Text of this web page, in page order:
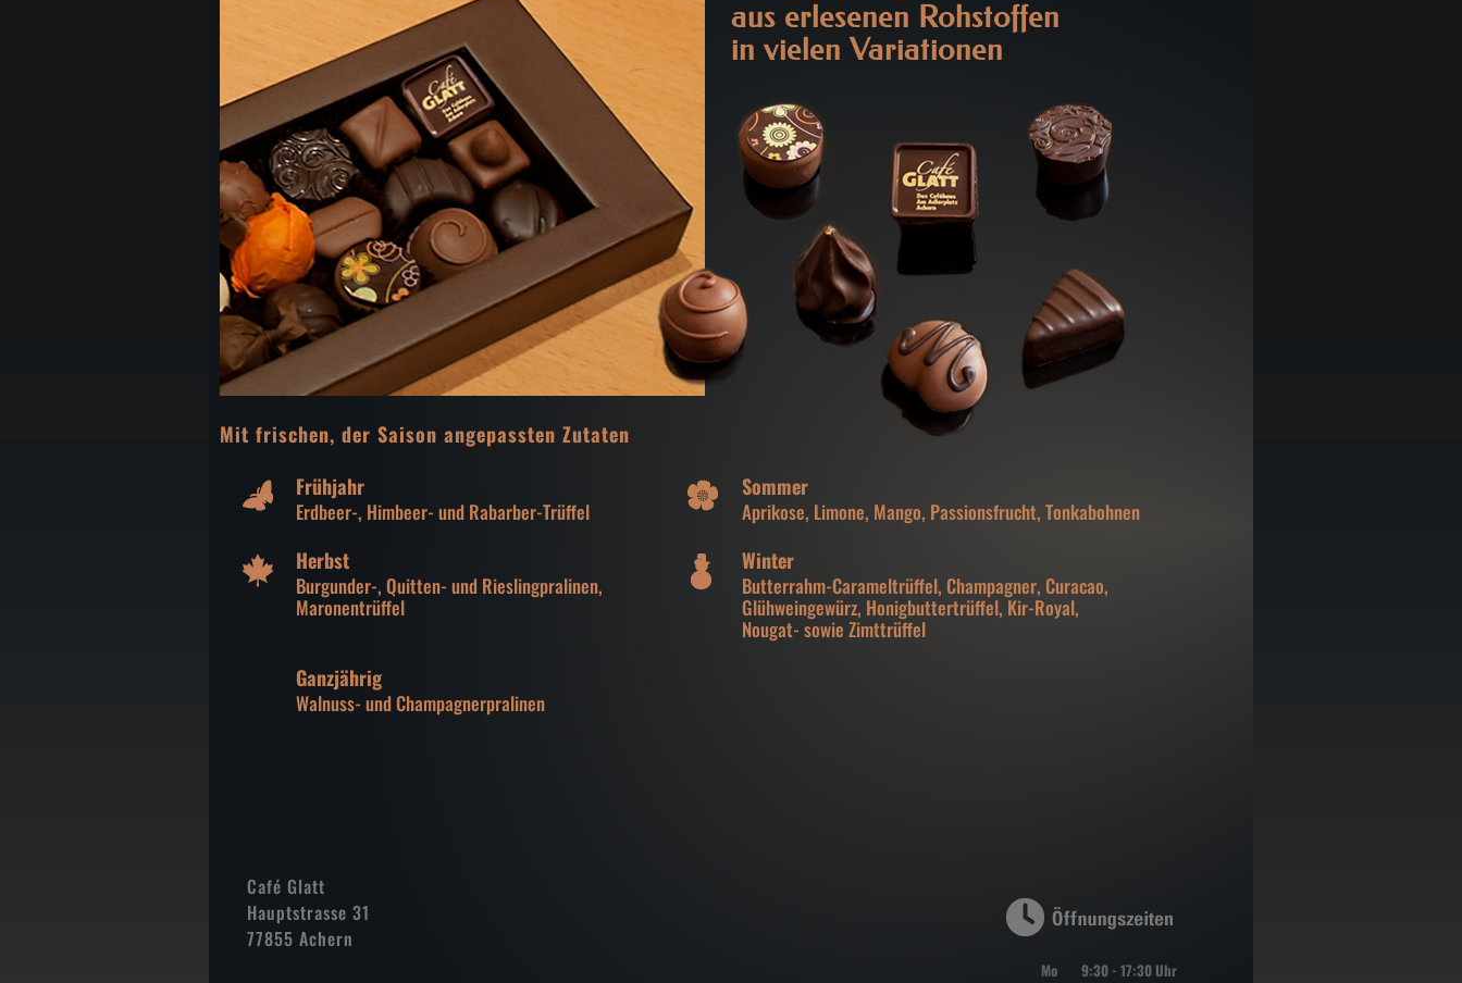
aus erlesenen Rohstoffen
in vielen Variationen
Mit frischen, der Saison angepassten Zutaten
Frühjahr
Erdbeer-, Himbeer- und Rabarber-Trüffel
Sommer
Aprikose, Limone, Mango, Passionsfrucht, Tonkabohnen
Herbst
Burgunder-, Quitten- und Rieslingpralinen,
Maronentrüffel
Winter
Butterrahm-Carameltrüffel, Champagner, Curacao,
Glühweingewürz, Honigbuttertrüffel, Kir-Royal,
Nougat- sowie Zimttrüffel
Ganzjährig
Walnuss- und Champagnerpralinen
Café Glatt
Hauptstrasse 31
77855 Achern
Mo
9:30 - 17:30 Uhr